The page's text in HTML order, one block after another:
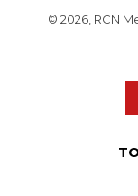
© 2026, RCN